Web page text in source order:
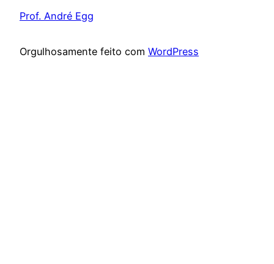
Prof. André Egg
Orgulhosamente feito com WordPress